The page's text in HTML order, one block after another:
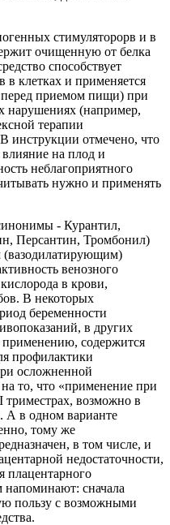
стимуляторорв и в
очищенную от белка
способствует
в клетках и применяется
приемом пищи) при
нарушениях (например,
терапии
инструкции отмечено, что
на плод и
неблагоприятного
нужно и применять
- Курантил,
Персантин, Тромбонил)
(вазодилатирующим)
венозного
в крови,
В некоторых
беременности
в других
применению, содержится
профилактики
осложненной
то, что «применение при
возможно в
А в одном варианте
тому же
в том числе, и
недостаточности,
плацентарного
напоминают: сначала
пользу с возможными